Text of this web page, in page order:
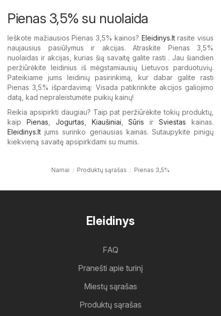
Pienas 3,5% su nuolaida
Ieškote mažiausios Pienas 3,5% kainos? Eleidinys.ltrasite visus
naujausius pasiūlymus ir akcijas. Atraskite Pienas 3,5%
nuolaidas ir akcijas, kurias šią savaitę galite rasti . Jau šiandien
peržiūrėkite leidinius iš mėgstamiausių Lietuvos parduotuvių.
Pateikiame jums leidinių pasirinkimą, kur dabar galite rasti
Pienas 3,5% išpardavimą: Visada patikrinkite akcijos galiojimo
datą, kad nepraleistumėte puikių kainų!
Reikia apsipirkti daugiau? Taip pat peržiūrėkite tokių produktų,
kaip Pienas, Jogurtas, Kiaušiniai,Sūris irSviestas kainas.
Eleidinys.lt jums surinko geriausias kainas. Sutaupykite pinigų
kiekvieną savaitę apsipirkdami su mumis.
Namai Produktų sąrašas Pienas 3,5%
Eleidinys
FAQ
Pranešti apie turinį
Miestų sąrašas
Produktų sąrašas